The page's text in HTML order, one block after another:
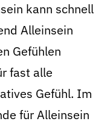
kann schnell
Alleinsein
Gefühlen
fast alle
Gefühl. Im
für Alleinsein